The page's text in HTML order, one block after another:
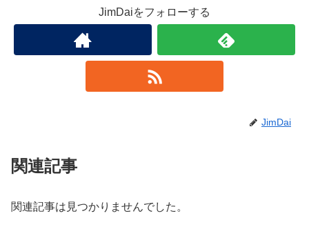
JimDaiをフォローする
JimDai
関連記事
関連記事は見つかりませんでした。